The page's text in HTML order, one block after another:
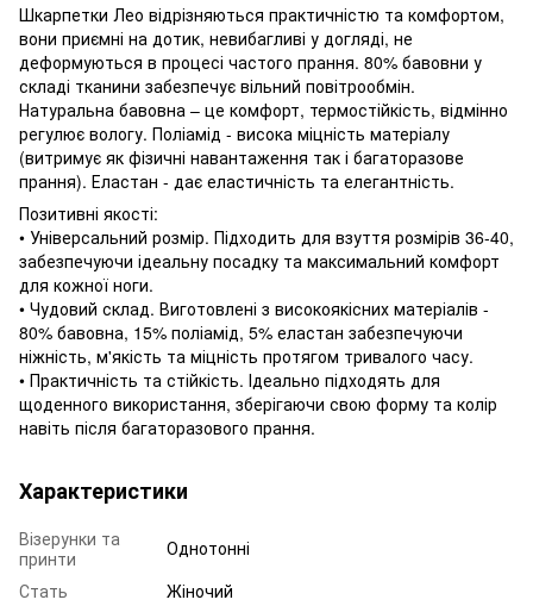
Шкарпетки Лео відрізняються практичністю та комфортом,
вони приємні на дотик, невибагливі у догляді, не
деформуються в процесі частого прання. 80% бавовни у
складі тканини забезпечує вільний повітрообмін.
Натуральна бавовна – це комфорт, термостійкість, відмінно
регулює вологу. Поліамід - висока міцність матеріалу
(витримує як фізичні навантаження так і багаторазове
прання). Еластан - дає еластичність та елегантність.
Позитивні якості:
• Універсальний розмір. Підходить для взуття розмірів 36-40,
забезпечуючи ідеальну посадку та максимальний комфорт
для кожної ноги.
• Чудовий склад. Виготовлені з високоякісних матеріалів -
80% бавовна, 15% поліамід, 5% еластан забезпечуючи
ніжність, м'якість та міцність протягом тривалого часу.
• Практичність та стійкість. Ідеально підходять для
щоденного використання, зберігаючи свою форму та колір
навіть після багаторазового прання.
Характеристики
Візерунки та
принти
Однотонні
Стать
Жіночий